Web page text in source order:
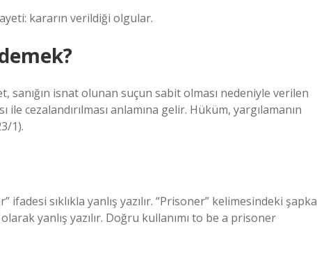
kararın verildiği olgular.
sanığın isnat olunan suçun sabit olması nedeniyle verilen
ile cezalandırılması anlamına gelir. Hüküm, yargılamanın
1).
ifadesi sıklıkla yanlış yazılır. “Prisoner” kelimesindeki şapka
yanlış yazılır. Doğru kullanımı to be a prisoner